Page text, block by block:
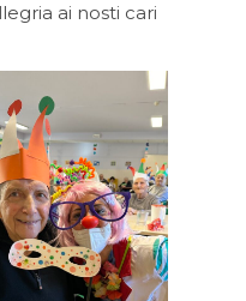
ai nosti cari